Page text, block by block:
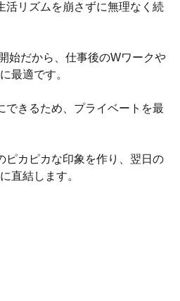
活リズムを崩さずに無理なく続
始だから、仕事後のWワークや
最適です。
できるため、プライベートを最
ピカピカな印象を作り、翌日の
直結します。